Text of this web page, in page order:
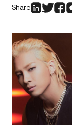
Share